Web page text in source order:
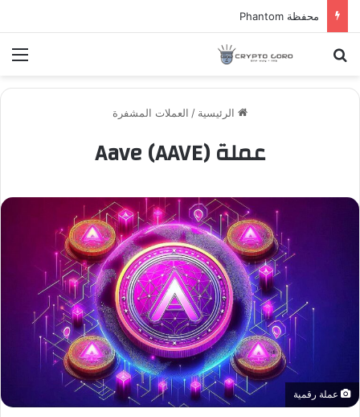
محفظة Phantom
بحث عن
الرئيسية / العملات المشفرة
عملة Aave (AAVE)
عملة رقمية